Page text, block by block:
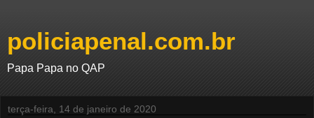
policiapenal.com.br
Papa Papa no QAP
terça-feira, 14 de janeiro de 2020